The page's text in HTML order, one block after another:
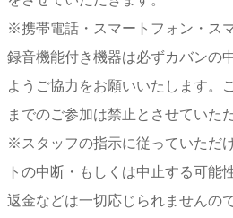
※携帯電話・スマートフォン・ス
録音機能付き機器は必ずカバンの
ようご協力をお願いいたします。
までのご参加は禁止とさせていた
※スタッフの指示に従っていただ
トの中断・もしくは中止する可能
返金などは一切応じられませんの